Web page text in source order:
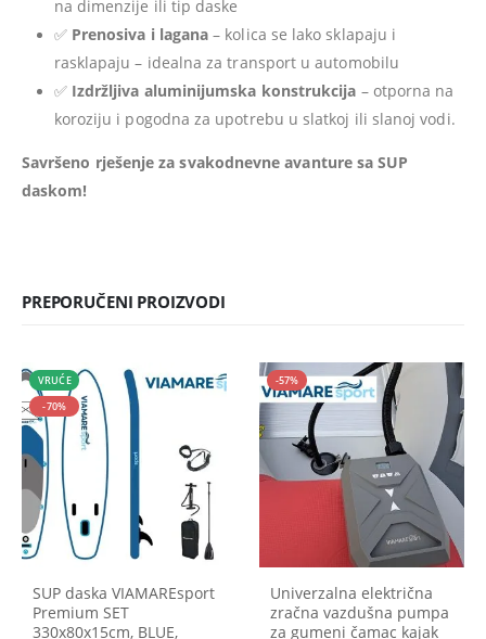
na dimenzije ili tip daske
✅ Prenosiva i lagana – kolica se lako sklapaju i
rasklapaju – idealna za transport u automobilu
✅ Izdržljiva aluminijumska konstrukcija – otporna na
koroziju i pogodna za upotrebu u slatkoj ili slanoj vodi.
Savršeno rješenje za svakodnevne avanture sa SUP
daskom!
PREPORUČENI PROIZVODI
VRUĆE
-70%
SUP daska VIAMAREsport
Premium SET
330x80x15cm, BLUE,
-57%
Univerzalna električna
zračna vazdušna pumpa
za gumeni čamac kajak